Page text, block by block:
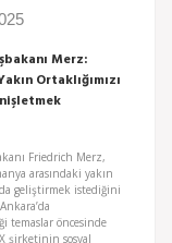
Merz:
Ortaklığımızı
Friedrich Merz,
arasındaki yakın
geliştirmek istediğini
temaslar öncesinde
şirketinin sosyal